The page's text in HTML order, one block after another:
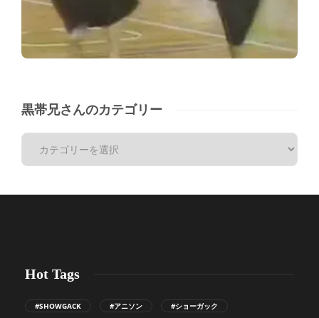
黒帯兄さんのカテゴリー
Hot Tags
#SHOWGACK #アニソン #ショーガック